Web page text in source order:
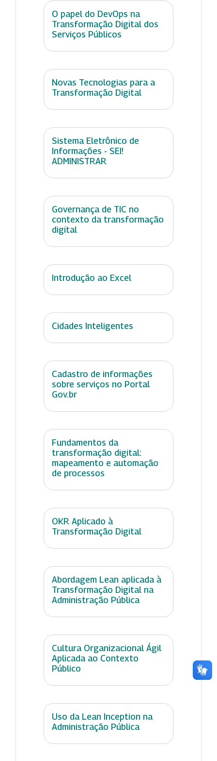
O papel do DevOps na
Transformação Digital dos
Serviços Públicos
Novas Tecnologias para a
Transformação Digital
Sistema Eletrônico de
Informações - SEI!
ADMINISTRAR
Governança de TIC no
contexto da transformação
digital
Introdução ao Excel
Cidades Inteligentes
Cadastro de informações
sobre serviços no Portal
Gov.br
Fundamentos da
transformação digital:
mapeamento e automação
de processos
OKR Aplicado à
Transformação Digital
Abordagem Lean aplicada à
Transformação Digital na
Administração Pública
Cultura Organizacional Ágil
Aplicada ao Contexto
Público
Uso da Lean Inception na
Administração Pública